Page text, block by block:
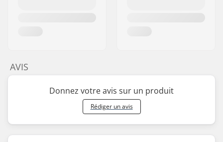
AVIS
Donnez votre avis sur un produit
Rédiger un avis